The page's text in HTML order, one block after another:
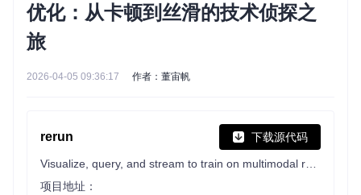
优化：从卡顿到丝滑的技术侦探之
旅
2026-04-05 09:36:17 作者：董宙帆
rerun 下载源代码
项目地址：